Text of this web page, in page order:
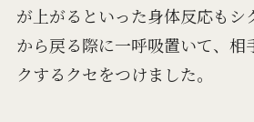
が上がるといった身体反応もシ
から戻る際に一呼吸置いて、相
クするクセをつけました。